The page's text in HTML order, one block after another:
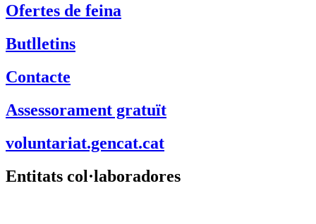
Ofertes de feina
Butlletins
Contacte
Assessorament gratuït
voluntariat.gencat.cat
Entitats col·laboradores